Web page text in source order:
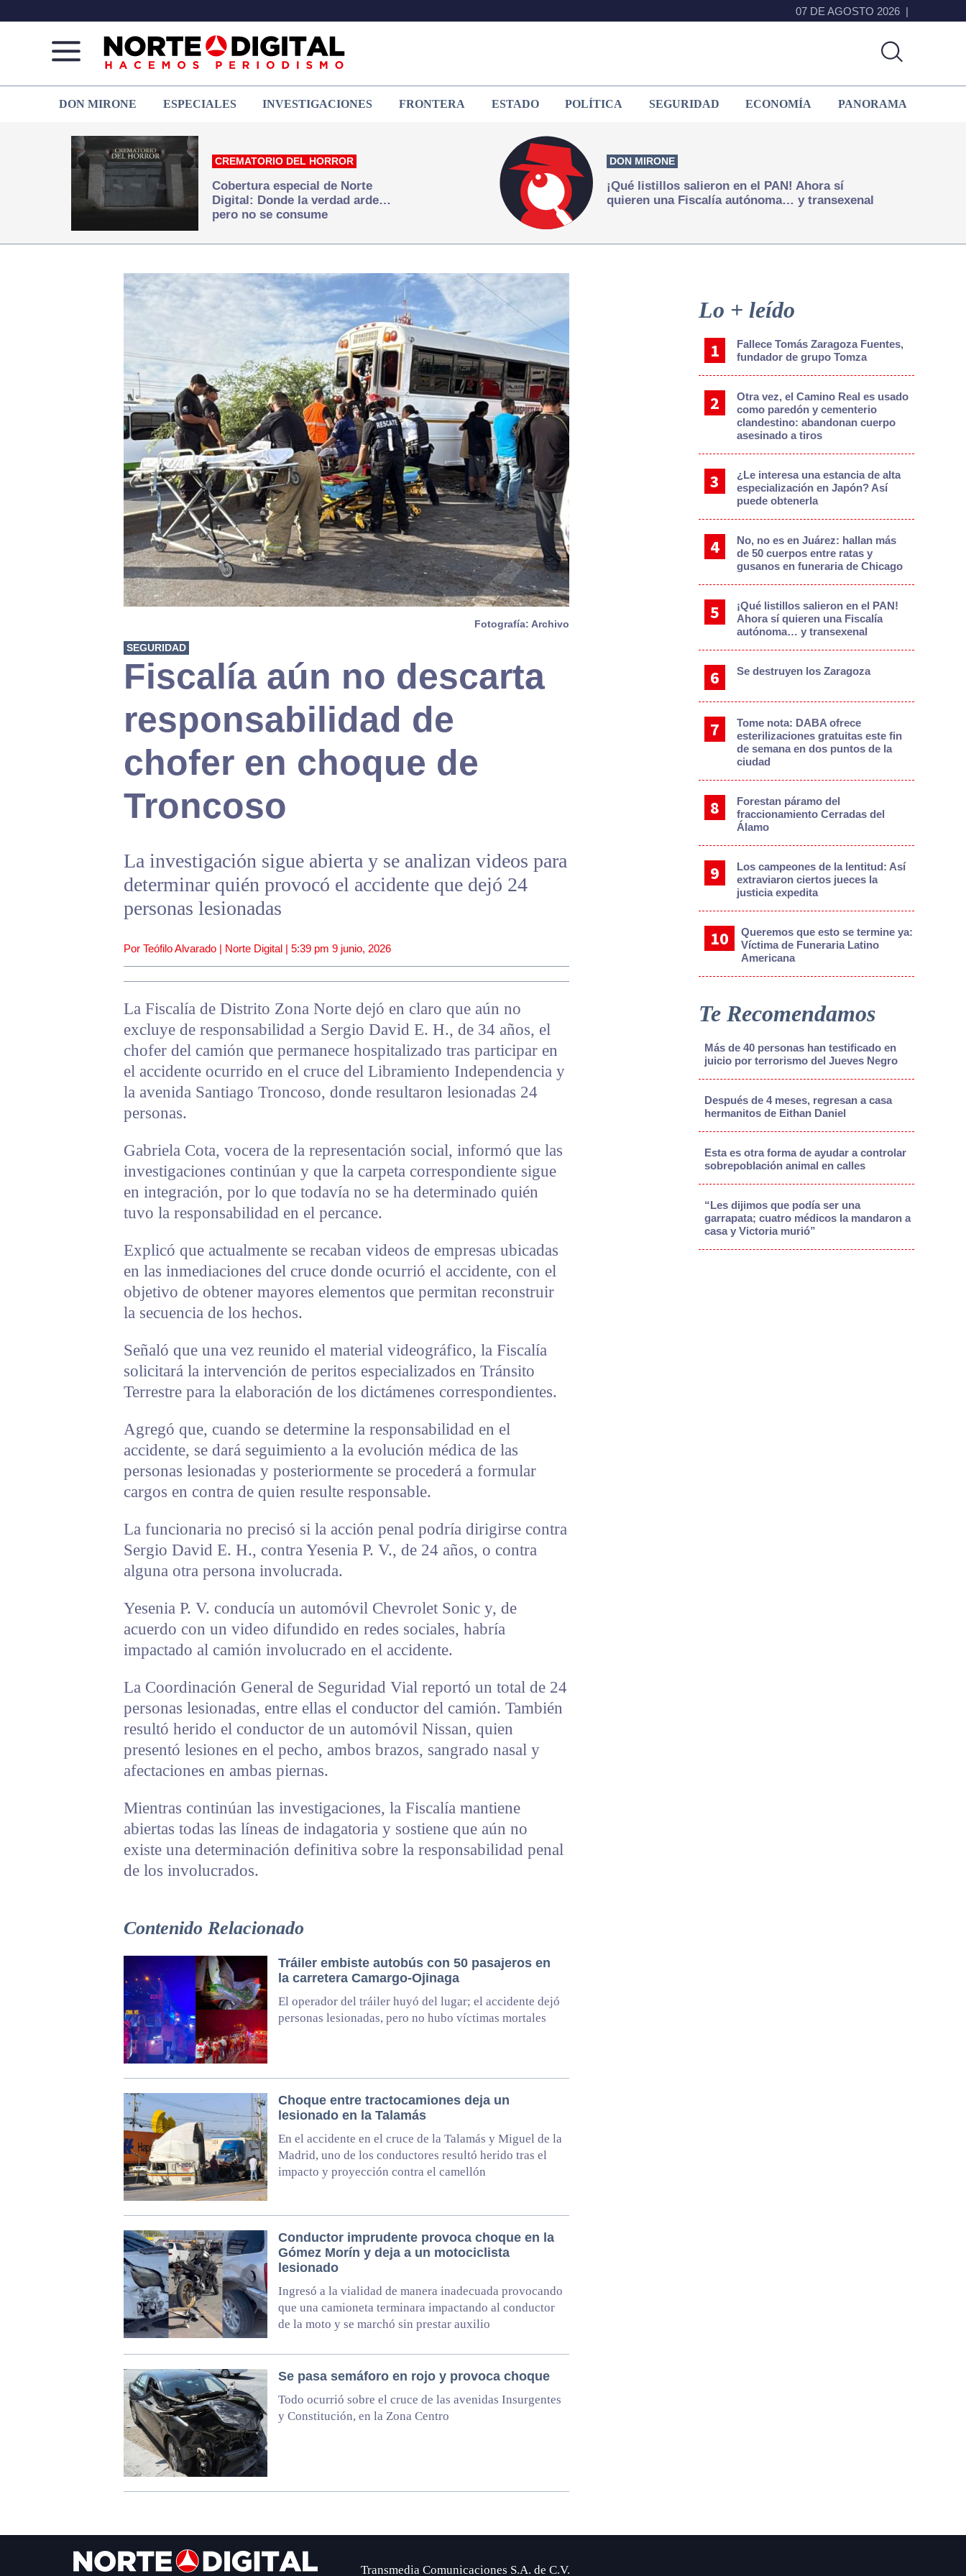
07 DE AGOSTO 2026
de
Juárez
que
hacemos periodismo
DON MIRONE ESPECIALES INVESTIGACIONES FRONTERA ESTADO POLÍTICA SEGURIDAD ECONOMÍA PANORAMA
CREMATORIO DEL HORROR
Cobertura especial de Norte
Digital: Donde la verdad arde…
pero no se consume
DON MIRONE
¡Qué listillos salieron en el PAN! Ahora sí
quieren una Fiscalía autónoma… y transexenal
Fotografía: Archivo
SEGURIDAD
Fiscalía aún no descarta
responsabilidad de
chofer en choque de
Troncoso
La investigación sigue abierta y se analizan videos para
determinar quién provocó el accidente que dejó 24
personas lesionadas
Por Teófilo Alvarado | Norte Digital | 5:39 pm 9 junio, 2026
La Fiscalía de Distrito Zona Norte dejó en claro que aún no
excluye de responsabilidad a Sergio David E. H., de 34 años, el
chofer del camión que permanece hospitalizado tras participar en
el accidente ocurrido en el cruce del Libramiento Independencia y
la avenida Santiago Troncoso, donde resultaron lesionadas 24
personas.
Gabriela Cota, vocera de la representación social, informó que las
investigaciones continúan y que la carpeta correspondiente sigue
en integración, por lo que todavía no se ha determinado quién
tuvo la responsabilidad en el percance.
Explicó que actualmente se recaban videos de empresas ubicadas
en las inmediaciones del cruce donde ocurrió el accidente, con el
objetivo de obtener mayores elementos que permitan reconstruir
la secuencia de los hechos.
Señaló que una vez reunido el material videográfico, la Fiscalía
solicitará la intervención de peritos especializados en Tránsito
Terrestre para la elaboración de los dictámenes correspondientes.
Agregó que, cuando se determine la responsabilidad en el
accidente, se dará seguimiento a la evolución médica de las
personas lesionadas y posteriormente se procederá a formular
cargos en contra de quien resulte responsable.
La funcionaria no precisó si la acción penal podría dirigirse contra
Sergio David E. H., contra Yesenia P. V., de 24 años, o contra
alguna otra persona involucrada.
Yesenia P. V. conducía un automóvil Chevrolet Sonic y, de
acuerdo con un video difundido en redes sociales, habría
impactado al camión involucrado en el accidente.
La Coordinación General de Seguridad Vial reportó un total de 24
personas lesionadas, entre ellas el conductor del camión. También
resultó herido el conductor de un automóvil Nissan, quien
presentó lesiones en el pecho, ambos brazos, sangrado nasal y
afectaciones en ambas piernas.
Mientras continúan las investigaciones, la Fiscalía mantiene
abiertas todas las líneas de indagatoria y sostiene que aún no
existe una determinación definitiva sobre la responsabilidad penal
de los involucrados.
Contenido Relacionado
Tráiler embiste autobús con 50 pasajeros en
la carretera Camargo-Ojinaga
El operador del tráiler huyó del lugar; el accidente dejó
personas lesionadas, pero no hubo víctimas mortales
Choque entre tractocamiones deja un
lesionado en la Talamás
En el accidente en el cruce de la Talamás y Miguel de la
Madrid, uno de los conductores resultó herido tras el
impacto y proyección contra el camellón
Conductor imprudente provoca choque en la
Gómez Morín y deja a un motociclista
lesionado
Ingresó a la vialidad de manera inadecuada provocando
que una camioneta terminara impactando al conductor
de la moto y se marchó sin prestar auxilio
Se pasa semáforo en rojo y provoca choque
Todo ocurrió sobre el cruce de las avenidas Insurgentes
y Constitución, en la Zona Centro
Sidebar
Lo + leído
Fallece Tomás Zaragoza Fuentes,
fundador de grupo Tomza
Otra vez, el Camino Real es usado
como paredón y cementerio
clandestino: abandonan cuerpo
asesinado a tiros
¿Le interesa una estancia de alta
especialización en Japón? Así
puede obtenerla
No, no es en Juárez: hallan más
de 50 cuerpos entre ratas y
gusanos en funeraria de Chicago
¡Qué listillos salieron en el PAN!
Ahora sí quieren una Fiscalía
autónoma… y transexenal
Se destruyen los Zaragoza
Tome nota: DABA ofrece
esterilizaciones gratuitas este fin
de semana en dos puntos de la
ciudad
Forestan páramo del
fraccionamiento Cerradas del
Álamo
Los campeones de la lentitud: Así
extraviaron ciertos jueces la
justicia expedita
Queremos que esto se termine ya:
Víctima de Funeraria Latino
Americana
Te Recomendamos
Más de 40 personas han testificado en
juicio por terrorismo del Jueves Negro
Después de 4 meses, regresan a casa
hermanitos de Eithan Daniel
Esta es otra forma de ayudar a controlar
sobrepoblación animal en calles
“Les dijimos que podía ser una
garrapata; cuatro médicos la mandaron a
casa y Victoria murió”
Transmedia Comunicaciones S.A. de C.V.